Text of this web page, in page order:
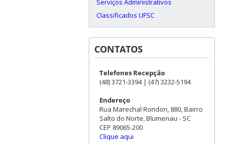
Serviços Administrativos
Classificados UFSC
CONTATOS
Telefones Recepção
(48) 3721-3394 | (47) 3232-5194
Endereço
Rua Marechal Rondon, 880, Bairro
Salto do Norte, Blumenau - SC
CEP 89065-200
Clique aqui